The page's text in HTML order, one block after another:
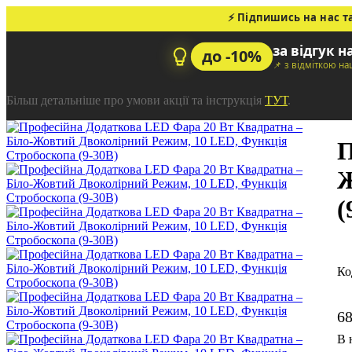
⚡ Підпишись на нас
до -10% за відгук
📌 з відміткою
Більш детальніше про умови акції та інструкція ТУТ.